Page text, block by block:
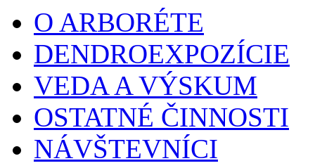
O ARBORÉTE
DENDROEXPOZÍCIE
VEDA A VÝSKUM
OSTATNÉ ČINNOSTI
NÁVŠTEVNÍCI